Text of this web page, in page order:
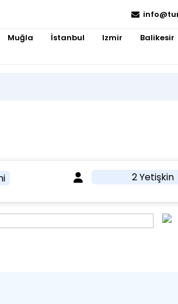
Muğla İstanbul Izmir Balikesir
2 Yetişkin